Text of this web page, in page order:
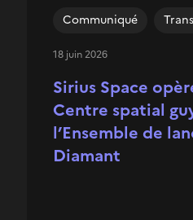
Sirius Space
Centre spatial
l’Ensemble de
Diamant
Communiqué
18 juin 2026